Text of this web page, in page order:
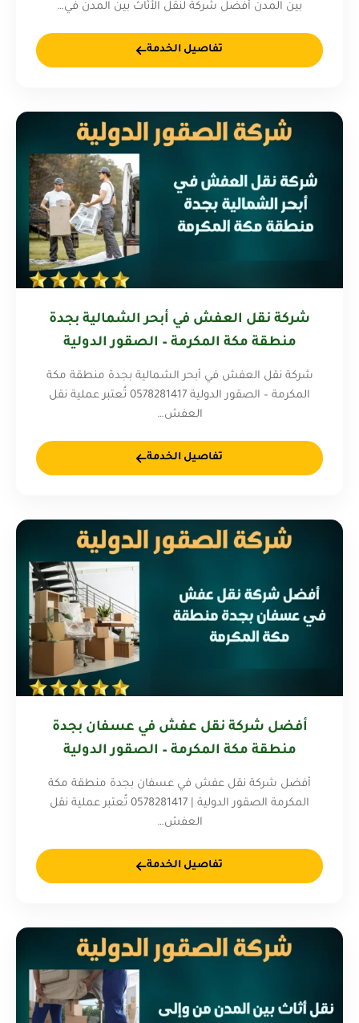
بين المدن أفضل شركة لنقل الأثاث بين المدن في…
تفاصيل الخدمة
شركة نقل العفش في أبحر الشمالية بجدة
منطقة مكة المكرمة – الصقور الدولية
0578281417
شركة نقل العفش في أبحر الشمالية بجدة منطقة مكة
المكرمة – الصقور الدولية 0578281417 تُعتبر عملية نقل
العفش…
تفاصيل الخدمة
أفضل شركة نقل عفش في عسفان بجدة
منطقة مكة المكرمة – الصقور الدولية
0578281417
أفضل شركة نقل عفش في عسفان بجدة منطقة مكة
المكرمة الصقور الدولية | 0578281417 تُعتبر عملية نقل
العفش…
تفاصيل الخدمة